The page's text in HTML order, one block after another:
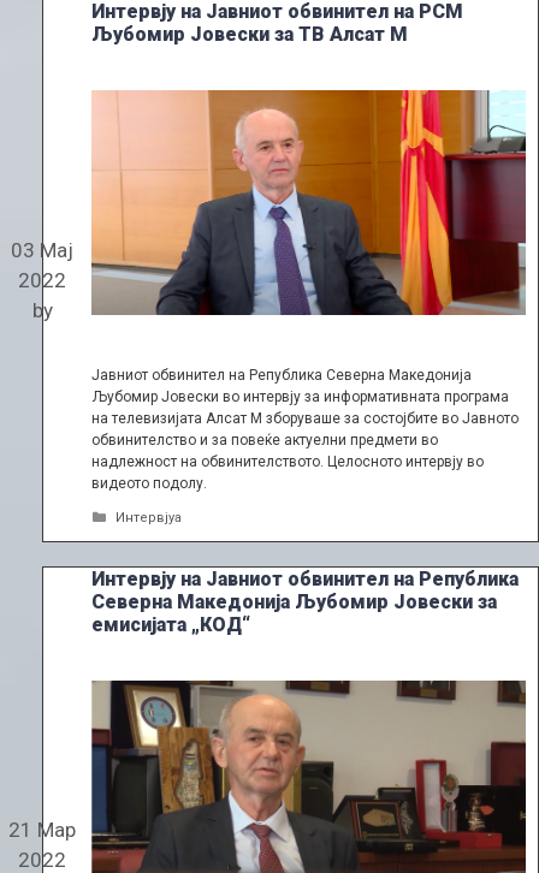
Интервју на Јавниот обвинител на РСМ
Љубомир Јовески за ТВ Алсат М
03 Мај
2022
by
Јавниот обвинител на Република Северна Македонија
Љубомир Јовески во интервју за информативната програма
на телевизијата Алсат М зборуваше за состојбите во Јавното
обвинителство и за повеќе актуелни предмети во
надлежност на обвинителството. Целосното интервју во
видеото подолу.
Categories
Интервјуа
Интервју на Јавниот обвинител на Република
Северна Македонија Љубомир Јовески за
емисијата „КОД“
21 Мар
2022